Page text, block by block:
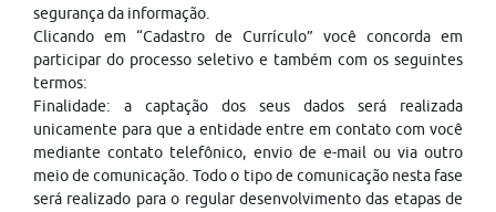
segurança da informação.
Clicando em “Cadastro de Currículo” você concorda em
participar do processo seletivo e também com os seguintes
termos:
Finalidade: a captação dos seus dados será realizada
unicamente para que a entidade entre em contato com você
mediante contato telefônico, envio de e-mail ou via outro
meio de comunicação. Todo o tipo de comunicação nesta fase
será realizado para o regular desenvolvimento das etapas de